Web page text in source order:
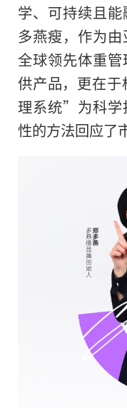
学、可持续且能
多燕瘦，作为
全球领先体重
供产品，更在
理系统”为科学
性的方法回应了